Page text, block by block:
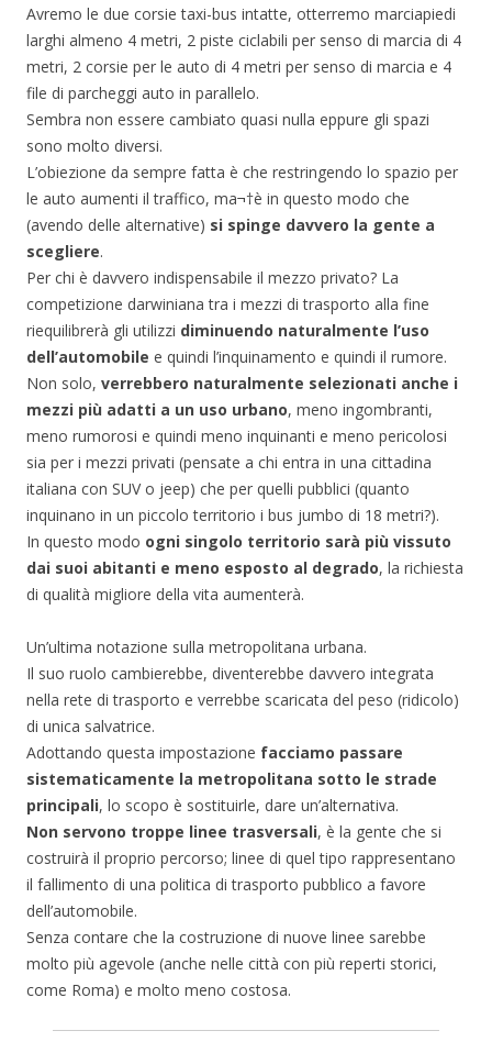
Avremo le due corsie taxi-bus intatte, otterremo marciapiedi
larghi almeno 4 metri, 2 piste ciclabili per senso di marcia di 4
metri, 2 corsie per le auto di 4 metri per senso di marcia e 4
file di parcheggi auto in parallelo.
Sembra non essere cambiato quasi nulla eppure gli spazi
sono molto diversi.
L’obiezione da sempre fatta è che restringendo lo spazio per
le auto aumenti il traffico, ma¬†è in questo modo che
(avendo delle alternative) si spinge davvero la gente a
scegliere.
Per chi è davvero indispensabile il mezzo privato? La
competizione darwiniana tra i mezzi di trasporto alla fine
riequilibrerà gli utilizzi diminuendo naturalmente l’uso
dell’automobile e quindi l’inquinamento e quindi il rumore.
Non solo, verrebbero naturalmente selezionati anche i
mezzi più adatti a un uso urbano, meno ingombranti,
meno rumorosi e quindi meno inquinanti e meno pericolosi
sia per i mezzi privati (pensate a chi entra in una cittadina
italiana con SUV o jeep) che per quelli pubblici (quanto
inquinano in un piccolo territorio i bus jumbo di 18 metri?).
In questo modo ogni singolo territorio sarà più vissuto
dai suoi abitanti e meno esposto al degrado, la richiesta
di qualità migliore della vita aumenterà.
Un’ultima notazione sulla metropolitana urbana.
Il suo ruolo cambierebbe, diventerebbe davvero integrata
nella rete di trasporto e verrebbe scaricata del peso (ridicolo)
di unica salvatrice.
Adottando questa impostazione facciamo passare
sistematicamente la metropolitana sotto le strade
principali, lo scopo è sostituirle, dare un’alternativa.
Non servono troppe linee trasversali, è la gente che si
costruirà il proprio percorso; linee di quel tipo rappresentano
il fallimento di una politica di trasporto pubblico a favore
dell’automobile.
Senza contare che la costruzione di nuove linee sarebbe
molto più agevole (anche nelle città con più reperti storici,
come Roma) e molto meno costosa.